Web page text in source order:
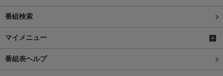
番組検索
マイメニュー
番組表ヘルプ